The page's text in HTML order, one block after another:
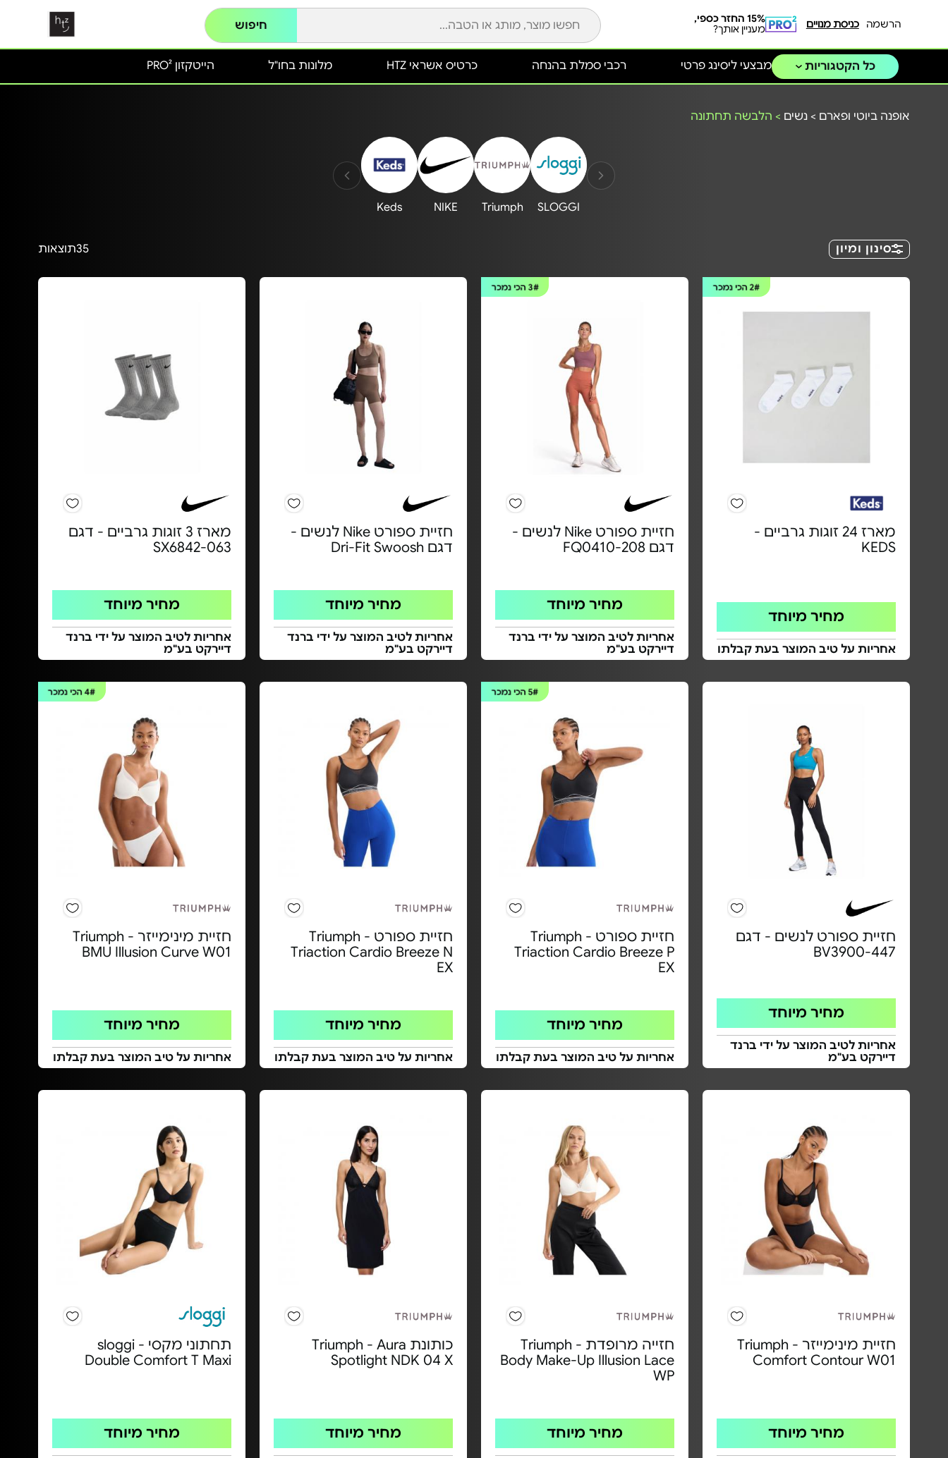
הרשמה כניסת מנויים
15% החזר כספי,
מעניין אותך?
חיפוש
כל הקטגוריות הייטקזון PRO² מלונות בחו"ל כרטיס אשראי HTZ מבצעי ליסינג פרטי רכבי סמלת בהנחה
אופנה ביוטי ופארם > נשים > הלבשה תחתונה
SLOGGI
Triumph
NIKE
Keds
סינון ומיון 35תוצאות
2#הכי נמכר
מארז 24 זוגות גרביים -
KEDS‏
מחיר מיוחד
אחריות על טיב המוצר בעת קבלתו
3#הכי נמכר
חזיית ספורט Nike לנשים -
דגם FQ0410-208
מחיר מיוחד
אחריות לטיב המוצר על ידי ברנד
דיירקט בע"מ
חזיית ספורט Nike לנשים -
דגם Dri-Fit Swoosh
מחיר מיוחד
אחריות לטיב המוצר על ידי ברנד
דיירקט בע"מ
מארז 3 זוגות גרביים - דגם
SX6842-063
מחיר מיוחד
אחריות לטיב המוצר על ידי ברנד
דיירקט בע"מ
חזיית ספורט לנשים - דגם
BV3900-447
מחיר מיוחד
אחריות לטיב המוצר על ידי ברנד
דיירקט בע"מ
5#הכי נמכר
חזיית ספורט Triumph -
Triaction Cardio Breeze P
EX
מחיר מיוחד
אחריות על טיב המוצר בעת קבלתו
חזיית ספורט Triumph -
Triaction Cardio Breeze N
EX
מחיר מיוחד
אחריות על טיב המוצר בעת קבלתו
4#הכי נמכר
חזיית מינימייזר Triumph -
BMU Illusion Curve W01
מחיר מיוחד
אחריות על טיב המוצר בעת קבלתו
חזיית מינימייזר Triumph -
Comfort Contour W01
מחיר מיוחד
חזייה מרופדת Triumph -
Body Make-Up Illusion Lace
WP
מחיר מיוחד
כותונת Triumph - Aura
Spotlight NDK 04 X
מחיר מיוחד
תחתוני מקסי sloggi -
Double Comfort T Maxi
מחיר מיוחד